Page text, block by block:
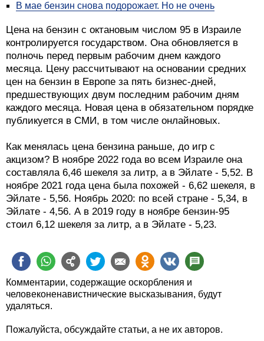
В мае бензин снова подорожает. Но не очень
Цена на бензин с октановым числом 95 в Израиле
контролируется государством. Она обновляется в
полночь перед первым рабочим днем каждого
месяца. Цену рассчитывают на основании средних
цен на бензин в Европе за пять бизнес-дней,
предшествующих двум последним рабочим дням
каждого месяца. Новая цена в обязательном порядке
публикуется в СМИ, в том числе онлайновых.
Как менялась цена бензина раньше, до игр с
акцизом? В ноябре 2022 года во всем Израиле она
составляла 6,46 шекеля за литр, а в Эйлате - 5,52. В
ноябре 2021 года цена была похожей - 6,62 шекеля, в
Эйлате - 5,56. Ноябрь 2020: по всей стране - 5,34, в
Эйлате - 4,56. А в 2019 году в ноябре бензин-95
стоил 6,12 шекеля за литр, а в Эйлате - 5,23.
Комментарии, содержащие оскорбления и
человеконенавистнические высказывания, будут
удаляться.
Пожалуйста, обсуждайте статьи, а не их авторов.